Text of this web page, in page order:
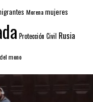
Morenamujeres
Protección Civil Rusia
mono